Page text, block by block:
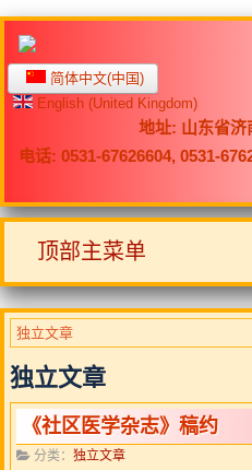
简体中文(中国)
English (United Kingdom)
地址: 山东省济
电话: 0531-67626604, 0531-
顶部主菜单
独立文章
独立文章
《社区医学杂志》稿约
分类： 独立文章